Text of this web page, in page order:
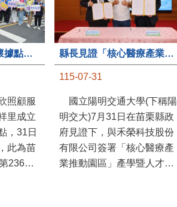
苗栗縣第236處關懷據點在苗栗市維祥里揭牌
照顧服
里成立
，31日
此為苗
236處
縣長見證「核心醫療產業推動園區」產學合作簽約儀式
115-07-31
國立陽明交通大學(下稱陽
明交大)7月31日在苗栗縣政
府見證下，與禾榮科技股份
有限公司簽署「核心醫療產
業推動園區」產學暨人才培